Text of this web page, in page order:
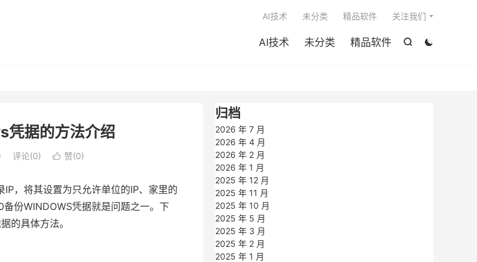


AI技术 未分类 精品软件
AI技术 未分类 精品软件 关注我们
据的方法介绍
评论(0)  赞(0)
，将其设置为只允许单位的IP、家里的
份WINDOWS凭据就是问题之一。下
的具体方法。
归档
2026 年 7 月
2026 年 4 月
2026 年 2 月
2026 年 1 月
2025 年 12 月
2025 年 11 月
2025 年 10 月
2025 年 5 月
2025 年 3 月
2025 年 2 月
2025 年 1 月